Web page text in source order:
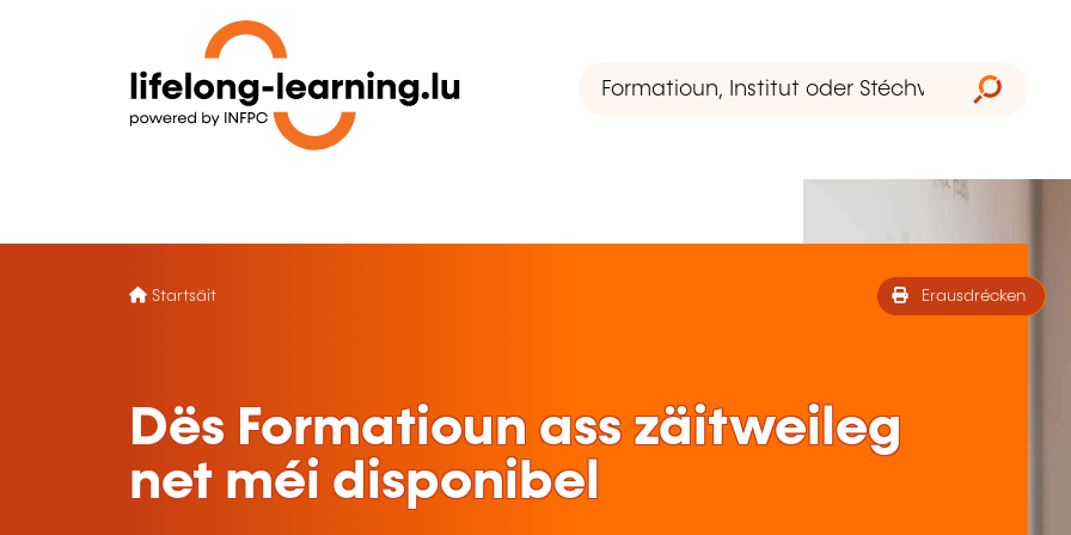
Startsäit Erausdrécken
Dës Formatioun ass zäitweileg
net méi disponibel